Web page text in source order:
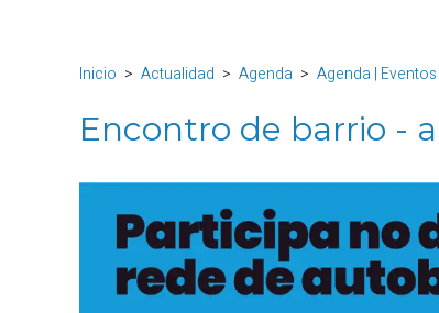
Inicio Actualidad Agenda Agenda | Eventos
Encontro de barrio -